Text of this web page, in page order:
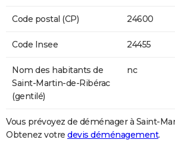
Code postal (CP) 24600
Code Insee 24455
Nom des habitants de
Saint-Martin-de-Ribérac
(gentilé)
nc
Vous prévoyez de déménager à Saint-
Obtenez votre devis déménagement.